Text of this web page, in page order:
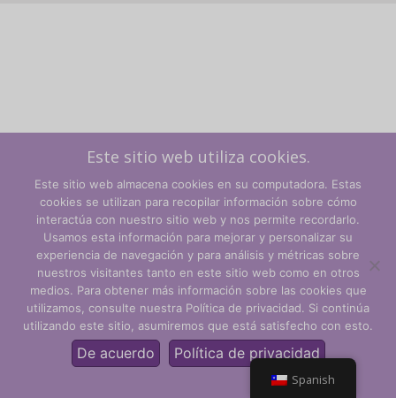
Términos y condiciones
Política de privacidad
© CLARITY Learning Suite Global Inc. Todos los derechos
reservados.
Spanish
Este sitio web utiliza cookies.
Este sitio web almacena cookies en su computadora. Estas
cookies se utilizan para recopilar información sobre cómo
interactúa con nuestro sitio web y nos permite recordarlo.
Usamos esta información para mejorar y personalizar su
experiencia de navegación y para análisis y métricas sobre
nuestros visitantes tanto en este sitio web como en otros
medios. Para obtener más información sobre las cookies que
utilizamos, consulte nuestra Política de privacidad. Si continúa
utilizando este sitio, asumiremos que está satisfecho con esto.
De acuerdo Política de privacidad